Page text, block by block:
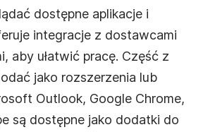
dostępne aplikacje i
integracje z dostawcami
aby ułatwić pracę. Część z
jako rozszerzenia lub
Outlook, Google Chrome,
są dostępne jako dodatki do